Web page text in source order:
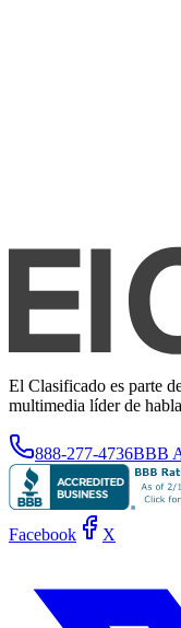
El Clasificado es parte
multimedia líder de
888-277-4736BBB
Facebook X